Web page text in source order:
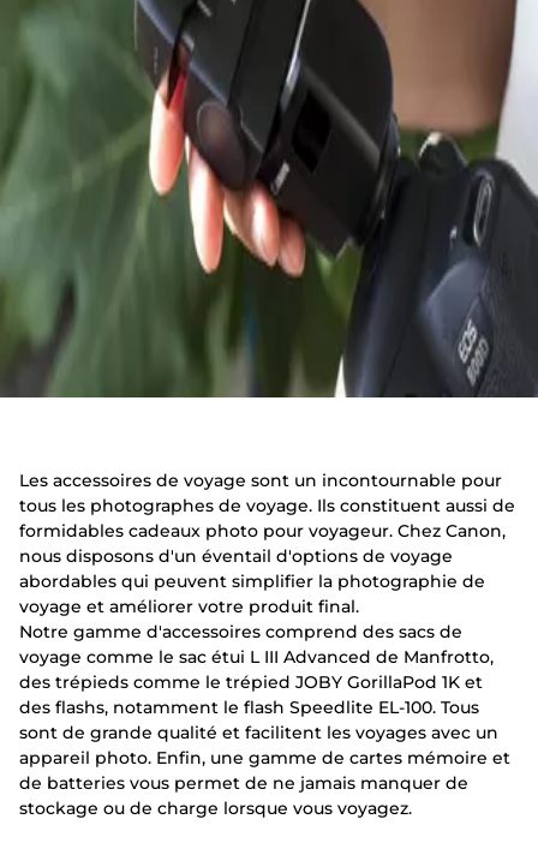
Les accessoires de voyage sont un incontournable pour
tous les photographes de voyage. Ils constituent aussi de
formidables cadeaux photo pour voyageur. Chez Canon,
nous disposons d'un éventail d'options de voyage
abordables qui peuvent simplifier la photographie de
voyage et améliorer votre produit final.
Notre gamme d'accessoires comprend des sacs de
voyage comme le sac étui L III Advanced de Manfrotto,
des trépieds comme le trépied JOBY GorillaPod 1K et
des flashs, notamment le flash Speedlite EL-100. Tous
sont de grande qualité et facilitent les voyages avec un
appareil photo. Enfin, une gamme de cartes mémoire et
de batteries vous permet de ne jamais manquer de
stockage ou de charge lorsque vous voyagez.